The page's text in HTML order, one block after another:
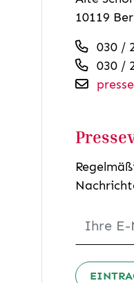
10119
030 /
030 /